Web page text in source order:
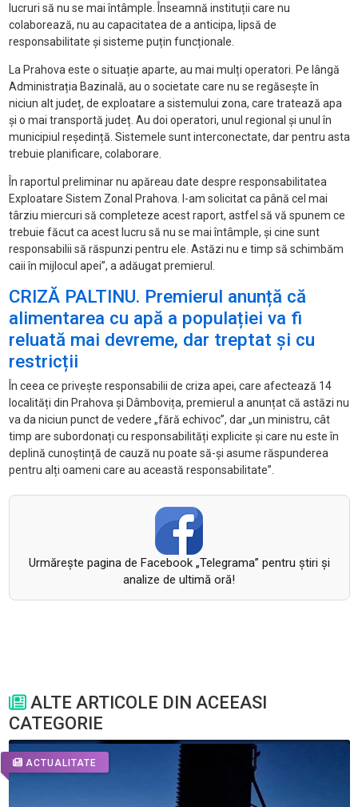
lucruri să nu se mai întâmple. Înseamnă instituții care nu
colaborează, nu au capacitatea de a anticipa, lipsă de
responsabilitate și sisteme puțin funcționale.
La Prahova este o situație aparte, au mai mulți operatori. Pe lângă
Administrația Bazinală, au o societate care nu se regăsește în
niciun alt județ, de exploatare a sistemului zona, care tratează apa
și o mai transportă județ. Au doi operatori, unul regional și unul în
municipiul reședință. Sistemele sunt interconectate, dar pentru asta
trebuie planificare, colaborare.
În raportul preliminar nu apăreau date despre responsabilitatea
Exploatare Sistem Zonal Prahova. I-am solicitat ca până cel mai
târziu miercuri să completeze acest raport, astfel să vă spunem ce
trebuie făcut ca acest lucru să nu se mai întâmple, și cine sunt
responsabilii să răspunzi pentru ele. Astăzi nu e timp să schimbăm
caii în mijlocul apei”, a adăugat premierul.
CRIZĂ PALTINU. Premierul anunță că
alimentarea cu apă a populației va fi
reluată mai devreme, dar treptat și cu
restricții
În ceea ce privește responsabilii de criza apei, care afectează 14
localități din Prahova și Dâmbovița, premierul a anunțat că astăzi nu
va da niciun punct de vedere „fără echivoc”, dar „un ministru, cât
timp are subordonați cu responsabilități explicite și care nu este în
deplină cunoștință de cauză nu poate să-și asume răspunderea
pentru alți oameni care au această responsabilitate”.
Urmăreşte pagina de Facebook „Telegrama” pentru ştiri şi
analize de ultimă oră!
ALTE ARTICOLE DIN ACEEASI
CATEGORIE
ACTUALITATE